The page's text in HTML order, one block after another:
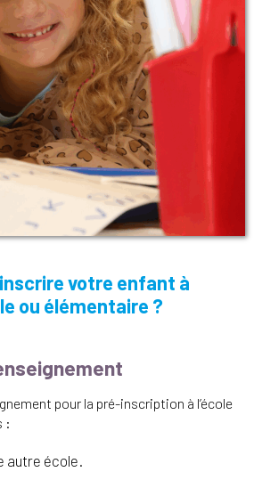
votre enfant à
ou élémentaire ?
pour la pré-inscription à l’école
:
autre école.